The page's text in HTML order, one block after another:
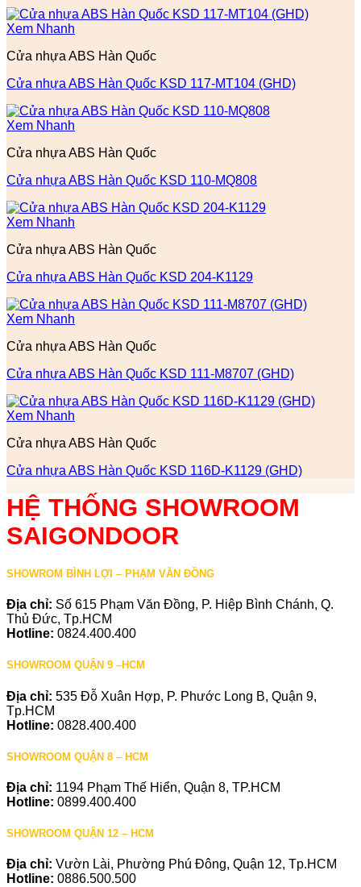
Xem Nhanh
Cửa nhựa ABS Hàn Quốc
Cửa nhựa ABS Hàn Quốc KSD 117-MT104 (GHD)
Xem Nhanh
Cửa nhựa ABS Hàn Quốc
Cửa nhựa ABS Hàn Quốc KSD 110-MQ808
Xem Nhanh
Cửa nhựa ABS Hàn Quốc
Cửa nhựa ABS Hàn Quốc KSD 204-K1129
Xem Nhanh
Cửa nhựa ABS Hàn Quốc
Cửa nhựa ABS Hàn Quốc KSD 111-M8707 (GHD)
Xem Nhanh
Cửa nhựa ABS Hàn Quốc
Cửa nhựa ABS Hàn Quốc KSD 116D-K1129 (GHD)
HỆ THỐNG SHOWROOM
SAIGONDOOR
SHOWROM BÌNH LỢI – PHẠM VĂN ĐỒNG
Địa chỉ: Số 615 Phạm Văn Đồng, P. Hiệp Bình Chánh, Q.
Thủ Đức, Tp.HCM
Hotline: 0824.400.400
SHOWROOM QUẬN 9 –HCM
Địa chỉ: 535 Đỗ Xuân Hợp, P. Phước Long B, Quận 9,
Tp.HCM
Hotline: 0828.400.400
SHOWROOM QUẬN 8 – HCM
Địa chỉ: 1194 Phạm Thế Hiển, Quận 8, TP.HCM
Hotline: 0899.400.400
SHOWROOM QUẬN 12 – HCM
Địa chỉ: Vườn Lài, Phường Phú Đông, Quận 12, Tp.HCM
Hotline: 0886.500.500